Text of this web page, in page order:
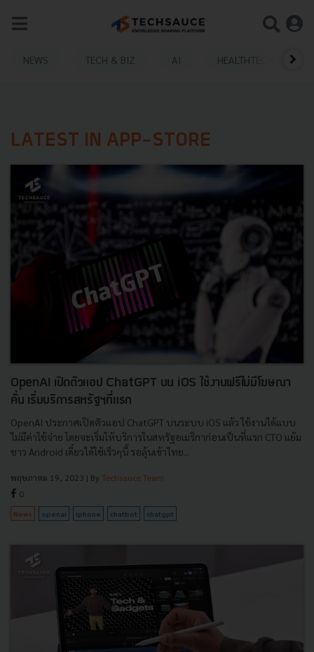
NEWS TECH & BIZ AI HEALTHTECH
LATEST IN APP-STORE
OpenAI เปิดตัวแอป ChatGPT บน iOS ใช้งานฟรีไม่มีโฆษณา
คั่น เริ่มบริการสหรัฐฯที่แรก
OpenAI ประกาศเปิดตัวแอป ChatGPT บนระบบ iOS แล้ว ใช้งานได้แบบ
ไม่มีค่าใช้จ่าย โดยจะเริ่มให้บริการในสหรัฐอเมริกาก่อนเป็นที่แรก CTO แย้ม
ชาว Android เดี๋ยวได้ใช้เร็วๆนี้ รอลุ้นเข้าไทย...
พฤษภาคม 19, 2023 | By Techsauce Team
0
News openai iphone chatbot chatgpt